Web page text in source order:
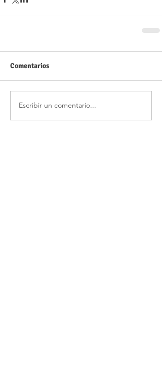
Comentarios
Escribir un comentario...